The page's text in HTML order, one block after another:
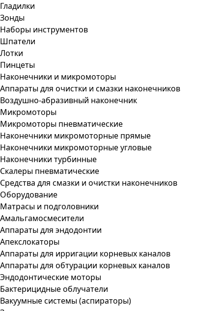
Гладилки
Зонды
Наборы инструментов
Шпатели
Лотки
Пинцеты
Наконечники и микромоторы
Аппараты для очистки и смазки наконечников
Воздушно-абразивный наконечник
Микромоторы
Микромоторы пневматические
Наконечники микромоторные прямые
Наконечники микромоторные угловые
Наконечники турбинные
Скалеры пневматические
Средства для смазки и очистки наконечников
Оборудование
Матрасы и подголовники
Амальгамосмесители
Аппараты для эндодонтии
Апекслокаторы
Аппараты для ирригации корневых каналов
Аппараты для обтурации корневых каналов
Эндодонтические моторы
Бактерицидные облучатели
Вакуумные системы (аспираторы)